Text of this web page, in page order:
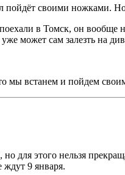
пойдёт своими ножками.
в Томск, он вообще
может сам залезть на
мы встанем и пойдем
для этого нельзя
9 января.